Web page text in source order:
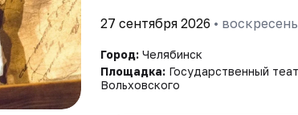
27 сентября 2026 •
Город: Челябинск
Площадка: Государственный
Вольховского